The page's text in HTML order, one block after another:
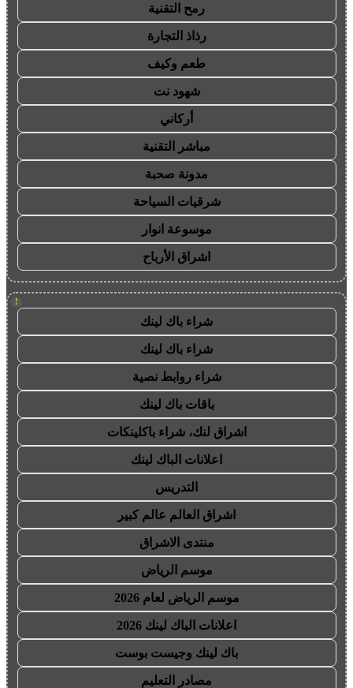
رمح التقنية
رذاذ التجارة
طعم وكيف
شهود نت
أركاني
مباشر التقنية
مدونة صحبة
شرقيات السياحة
موسوعة انوار
اشراق الأرباح
!
شراء باك لينك
شراء باك لينك
شراء روابط نصية
باقات باك لينك
اشراق لنك، شراء باكلينكات
اعلانات الباك لينك
التدريس
اشراق العالم عالم كبير
منتدى الاشراق
موسم الرياض
موسم الرياض لعام 2026
اعلانات الباك لينك 2026
باك لينك وجيست بوست
مصادر التعليم